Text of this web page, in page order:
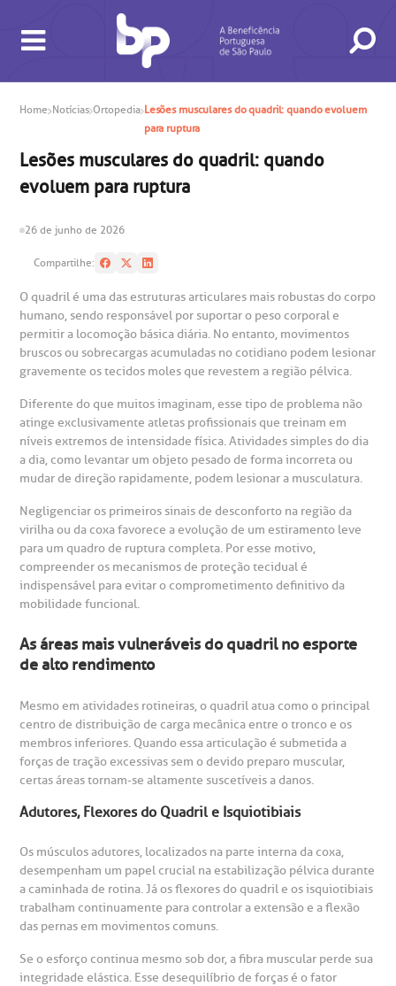
BUSCA
CONSULTAS E EXAMES
de consultas e exames
in antecipado
de exames
de Exames
ATENDIMENTO 24H
SAC
A BP conta com você para melhorar sempre a qualidade do
atendimento e dos serviços prestados.
A Ouvidoria e SAC são canais para você, cliente da BP, tirar
suas dúvidas, registrar suas reclamações ou fazer elogios
relacionados ao nosso atendimento e aos nossos serviços.
Horário de atendimento: 2ª a 6ª feira das 7h às 18h
(11)3505-1000
ouvidoria@bp.org.br
CONHEÇA AS UNIDADES
Hospital BP
Endereço:
Rua Maestro Cardim, 769
CEP: 01323-001 | Bela Vista
São Paulo - SP
INSTITUCIONAL
e Pesquisa
do médico
de conduta
Financeiras
social da BP
corporativa
NOSSOS SERVIÇOS
Telemedicina BP
INFORMAÇÕES ÚTEIS
de atendimento
de Infarto SUS
de Visita
socorro
de cópia de prontuário médico
ESPECIALIDADES
de Oncologia e Hematologia
de Excelência em Neurologia e
de Excelência em Ortopedia
especialidades
Home Notícias Ortopedia Lesões musculares do quadril: quando evoluem
para ruptura
Lesões musculares do quadril: quando
evoluem para ruptura
26 de junho de 2026
Compartilhe:
O quadril é uma das estruturas articulares mais robustas do corpo
humano, sendo responsável por suportar o peso corporal e
permitir a locomoção básica diária. No entanto, movimentos
bruscos ou sobrecargas acumuladas no cotidiano podem lesionar
gravemente os tecidos moles que revestem a região pélvica.
Diferente do que muitos imaginam, esse tipo de problema não
atinge exclusivamente atletas profissionais que treinam em
níveis extremos de intensidade física. Atividades simples do dia
a dia, como levantar um objeto pesado de forma incorreta ou
mudar de direção rapidamente, podem lesionar a musculatura.
Negligenciar os primeiros sinais de desconforto na região da
virilha ou da coxa favorece a evolução de um estiramento leve
para um quadro de ruptura completa. Por esse motivo,
compreender os mecanismos de proteção tecidual é
indispensável para evitar o comprometimento definitivo da
mobilidade funcional.
As áreas mais vulneráveis do quadril no esporte
de alto rendimento
Mesmo em atividades rotineiras, o quadril atua como o principal
centro de distribuição de carga mecânica entre o tronco e os
membros inferiores. Quando essa articulação é submetida a
forças de tração excessivas sem o devido preparo muscular,
certas áreas tornam-se altamente suscetíveis a danos.
Adutores, Flexores do Quadril e Isquiotibiais
Os músculos adutores, localizados na parte interna da coxa,
desempenham um papel crucial na estabilização pélvica durante
a caminhada de rotina. Já os flexores do quadril e os isquiotibiais
trabalham continuamente para controlar a extensão e a flexão
das pernas em movimentos comuns.
Se o esforço continua mesmo sob dor, a fibra muscular perde sua
integridade elástica. Esse desequilíbrio de forças é o fator